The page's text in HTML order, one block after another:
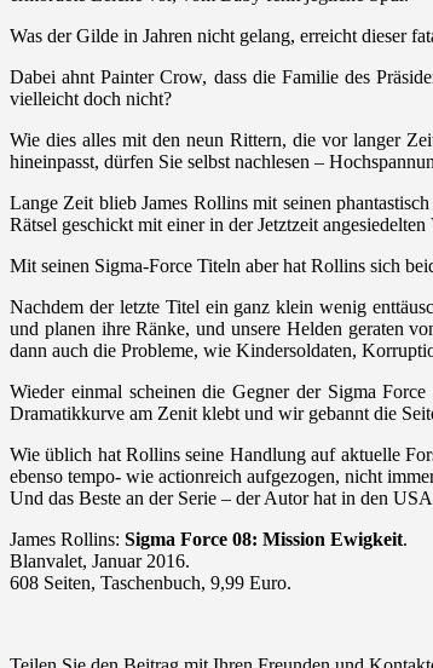
Was der Gilde in Jahren nicht gelang, erreicht dieser
Dabei ahnt Painter Crow, dass die Familie des
vielleicht doch nicht?
Wie dies alles mit den neun Rittern, die vor langer
hineinpasst, dürfen Sie selbst nachlesen –
Lange Zeit blieb James Rollins mit seinen
Rätsel geschickt mit einer in der Jetztzeit
Mit seinen Sigma-Force Titeln aber hat Rollins sich
Nachdem der letzte Titel ein ganz klein wenig
und planen ihre Ränke, und unsere Helden geraten
dann auch die Probleme, wie Kindersoldaten,
Wieder einmal scheinen die Gegner der Sigma
Dramatikkurve am Zenit klebt und wir gebannt die
Wie üblich hat Rollins seine Handlung auf aktuelle
ebenso tempo- wie actionreich aufgezogen, nicht
Und das Beste an der Serie – der Autor hat in den
James Rollins: Sigma Force 08: Mission Ewigkeit.
Blanvalet, Januar 2016.
608 Seiten, Taschenbuch, 9,99 Euro.